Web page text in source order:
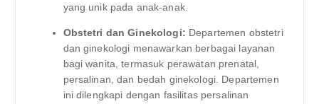
yang unik pada anak-anak.
Obstetri dan Ginekologi: Departemen obstetri
dan ginekologi menawarkan berbagai layanan
bagi wanita, termasuk perawatan prenatal,
persalinan, dan bedah ginekologi. Departemen
ini dilengkapi dengan fasilitas persalinan